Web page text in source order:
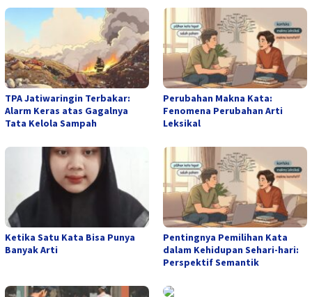
TPA Jatiwaringin Terbakar:
Alarm Keras atas Gagalnya
Tata Kelola Sampah
Perubahan Makna Kata:
Fenomena Perubahan Arti
Leksikal
Ketika Satu Kata Bisa Punya
Banyak Arti
Pentingnya Pemilihan Kata
dalam Kehidupan Sehari-hari:
Perspektif Semantik